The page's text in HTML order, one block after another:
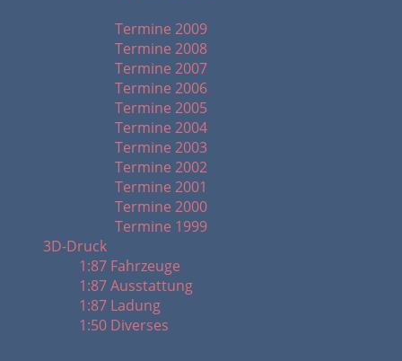
Termine 2009
Termine 2008
Termine 2007
Termine 2006
Termine 2005
Termine 2004
Termine 2003
Termine 2002
Termine 2001
Termine 2000
Termine 1999
3D-Druck
1:87 Fahrzeuge
1:87 Ausstattung
1:87 Ladung
1:50 Diverses